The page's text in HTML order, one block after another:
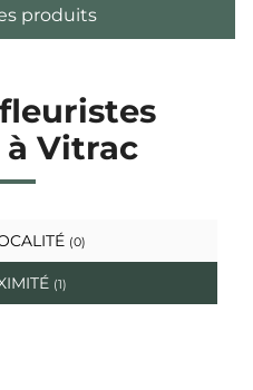
produits
Vitrac
(0)
(1)